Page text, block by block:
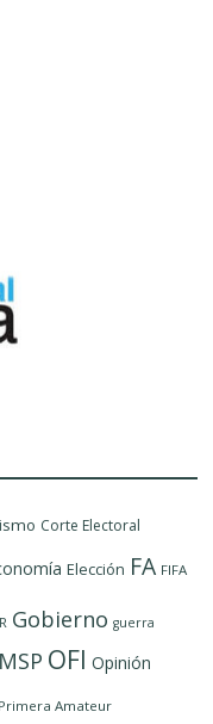
Corte Electoral
Elección FA FIFA
Gobierno guerra
MSP OFI Opinión
Primera Amateur